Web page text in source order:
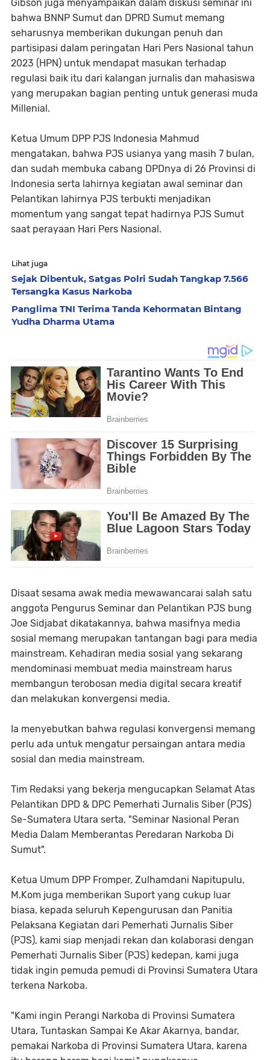
Gibson juga menyampaikan dalam diskusi seminar ini
bahwa BNNP Sumut dan DPRD Sumut memang
seharusnya memberikan dukungan penuh dan
partisipasi dalam peringatan Hari Pers Nasional tahun
2023 (HPN) untuk mendapat masukan terhadap
regulasi baik itu dari kalangan jurnalis dan mahasiswa
yang merupakan bagian penting untuk generasi muda
Millenial.
Ketua Umum DPP PJS Indonesia Mahmud
mengatakan, bahwa PJS usianya yang masih 7 bulan,
dan sudah membuka cabang DPDnya di 26 Provinsi di
Indonesia serta lahirnya kegiatan awal seminar dan
Pelantikan lahirnya PJS terbukti menjadikan
momentum yang sangat tepat hadirnya PJS Sumut
saat perayaan Hari Pers Nasional.
Lihat juga
Sejak Dibentuk, Satgas Polri Sudah Tangkap 7.566
Tersangka Kasus Narkoba
Panglima TNI Terima Tanda Kehormatan Bintang
Yudha Dharma Utama
Disaat sesama awak media mewawancarai salah satu
anggota Pengurus Seminar dan Pelantikan PJS bung
Joe Sidjabat dikatakannya, bahwa masifnya media
sosial memang merupakan tantangan bagi para media
mainstream. Kehadiran media sosial yang sekarang
mendominasi membuat media mainstream harus
membangun terobosan media digital secara kreatif
dan melakukan konvergensi media.
Ia menyebutkan bahwa regulasi konvergensi memang
perlu ada untuk mengatur persaingan antara media
sosial dan media mainstream.
Tim Redaksi yang bekerja mengucapkan Selamat Atas
Pelantikan DPD & DPC Pemerhati Jurnalis Siber (PJS)
Se-Sumatera Utara serta, "Seminar Nasional Peran
Media Dalam Memberantas Peredaran Narkoba Di
Sumut".
Ketua Umum DPP Fromper, Zulhamdani Napitupulu,
M.Kom juga memberikan Suport yang cukup luar
biasa, kepada seluruh Kepengurusan dan Panitia
Pelaksana Kegiatan dari Pemerhati Jurnalis Siber
(PJS), kami siap menjadi rekan dan kolaborasi dengan
Pemerhati Jurnalis Siber (PJS) kedepan, kami juga
tidak ingin pemuda pemudi di Provinsi Sumatera Utara
terkena Narkoba.
"Kami ingin Perangi Narkoba di Provinsi Sumatera
Utara, Tuntaskan Sampai Ke Akar Akarnya, bandar,
pemakai Narkoba di Provinsi Sumatera Utara, karena